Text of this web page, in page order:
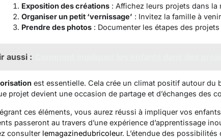
Exposition des créations : Affichez leurs projets dans
Organiser un petit ‘vernissage’ : Invitez la famille à
Prendre des photos : Documenter les étapes des
aussi :
est essentielle. Cela crée un climat positif autour du
projet devient une occasion de partage et d’échanges des
ces éléments, vous aurez réussi à impliquer vos
passeront au travers d’une expérience d’apprentissage
consulter lemagazinedubricoleur. L’étendue des